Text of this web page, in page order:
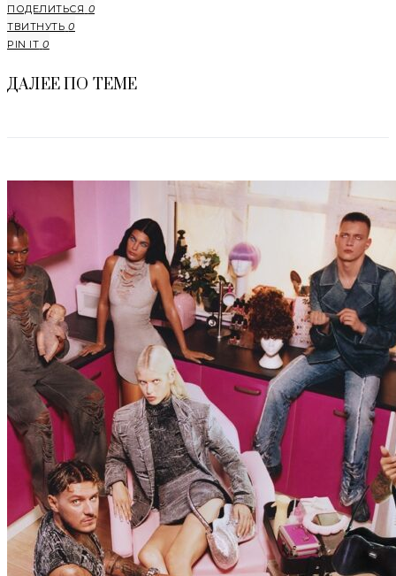
ПОДЕЛИТЬСЯ 0
ТВИТНУТЬ 0
PIN IT 0
ДАЛЕЕ ПО ТЕМЕ